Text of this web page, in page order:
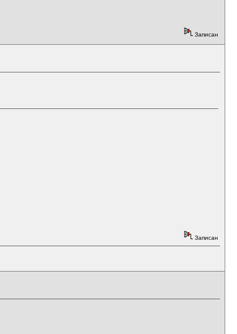
Записан
Записан